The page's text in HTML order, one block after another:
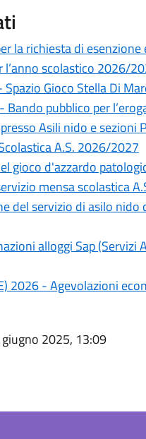
la richiesta di
scolastico 2026/
Gioco Stella Di
pubblico per
Asili nido e sezioni
A.S. 2026/2027
gioco d'azzardo
mensa scolastica
del servizio di asilo
alloggi Sap (Servizi
2026 - Agevolazioni
giugno 2025, 13:09